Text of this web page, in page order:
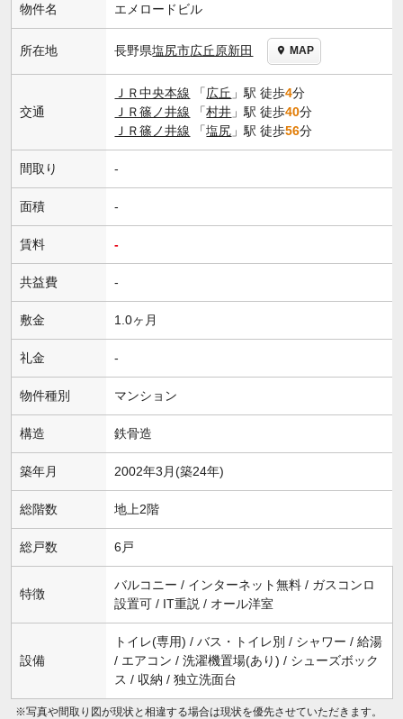
物件名 エメロードビル
所在地 長野県塩尻市広丘原新田 MAP
交通
ＪＲ中央本線 「広丘 」駅 徒歩4分
ＪＲ篠ノ井線 「村井 」駅 徒歩40分
ＪＲ篠ノ井線 「塩尻 」駅 徒歩56分
間取り -
面積 -
賃料 -
共益費 -
敷金 1.0ヶ月
礼金 -
物件種別 マンション
構造 鉄骨造
築年月 2002年3月(築24年)
総階数 地上2階
総戸数 6戸
特徴
バルコニー / インターネット無料 / ガスコンロ
設置可 / IT重説 / オール洋室
設備
トイレ(専用) / バス・トイレ別 / シャワー / 給湯
/ エアコン / 洗濯機置場(あり) / シューズボック
ス / 収納 / 独立洗面台
※写真や間取り図が現状と相違する場合は現状を優先させていただきます。